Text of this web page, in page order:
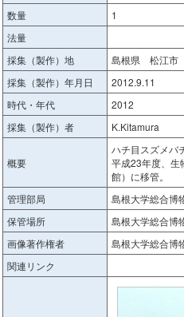
数量
1
法量
採集（製作）地
島根県 松江市
採集（製作）年月日
2012.9.11
時代・年代
2012
採集（製作）者
K.Kitamura
概要
ハチ目スズメバ
平成23年度、生
館）に移管。
管理部局
島根大学総合博
保管場所
島根大学総合博
画像著作権者
島根大学総合博
関連リンク